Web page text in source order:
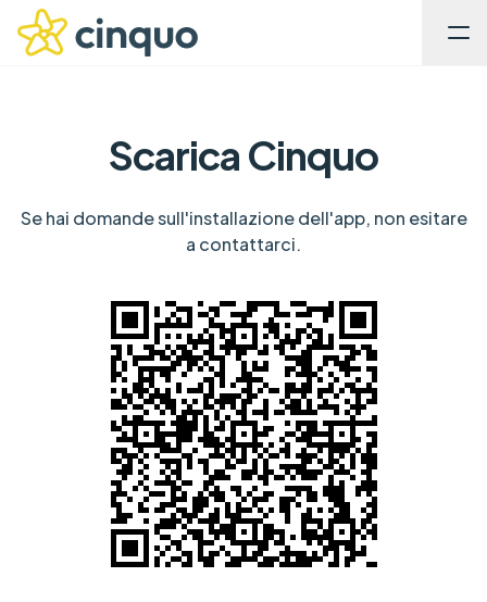
Scarica Cinquo
Se hai domande sull'installazione dell'app, non esitare
a contattarci.